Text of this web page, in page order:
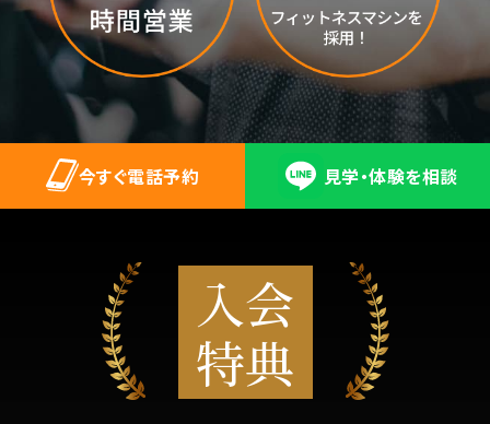
今すぐ電話予約 見学・体験を相談
入会
特典